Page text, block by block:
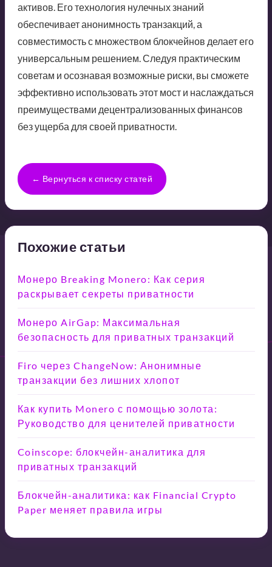
активов. Его технология нулечных знаний
обеспечивает анонимность транзакций, а
совместимость с множеством блокчейнов делает его
универсальным решением. Следуя практическим
советам и осознавая возможные риски, вы сможете
эффективно использовать этот мост и наслаждаться
преимуществами децентрализованных финансов
без ущерба для своей приватности.
← Вернуться к списку статей
Похожие статьи
Монеро Breaking Monero: Как серия
раскрывает секреты приватности
Монеро AirGap: Максимальная
безопасность для приватных транзакций
Firo через ChangeNow: Анонимные
транзакции без лишних хлопот
Как купить Monero с помощью золота:
Руководство для ценителей приватности
Coinscope: блокчейн-аналитика для
приватных транзакций
Блокчейн-аналитика: как Financial Crypto
Paper меняет правила игры